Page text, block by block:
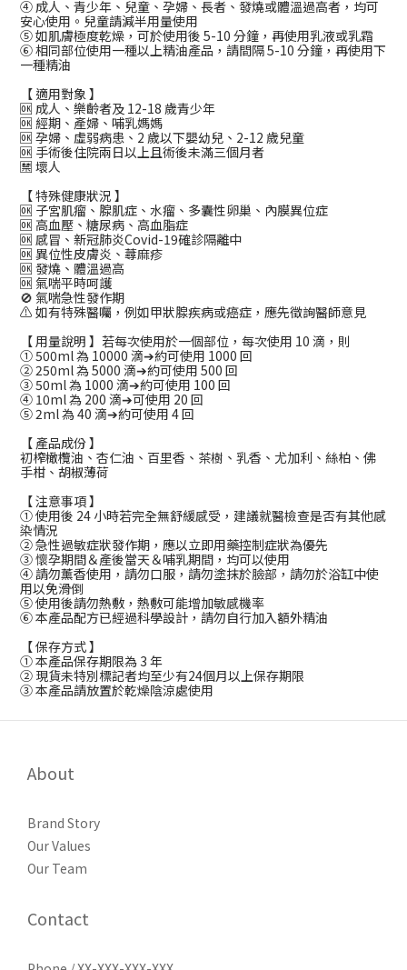
④ 成人、青少年、兒童、孕婦、長者、發燒或體溫過高者，均可
安心使用。兒童請減半用量使用
⑤ 如肌膚極度乾燥，可於使用後 5-10 分鐘，再使用乳液或乳霜
⑥ 相同部位使用一種以上精油產品，請間隔 5-10 分鐘，再使用下
一種精油
【 適用對象 】
🆗 成人、樂齡者及 12-18 歲青少年
🆗 經期、產婦、哺乳媽媽
🆗 孕婦、虛弱病患、2 歲以下嬰幼兒、2-12 歲兒童
🆗 手術後住院兩日以上且術後未滿三個月者
🈲 壞人
【 特殊健康狀況 】
🆗 子宮肌瘤、腺肌症、水瘤、多囊性卵巢、內膜異位症
🆗 高血壓、糖尿病、高血脂症
🆗 感冒、新冠肺炎Covid-19確診隔離中
🆗 異位性皮膚炎、蕁麻疹
🆗 發燒、體溫過高
🆗 氣喘平時呵護
🚫 氣喘急性發作期
⚠️ 如有特殊醫囑，例如甲狀腺疾病或癌症，應先徵詢醫師意見
【 用量說明 】若每次使用於一個部位，每次使用 10 滴，則
① 500ml 為 10000 滴➔約可使用 1000 回
② 250ml 為 5000 滴➔約可使用 500 回
③ 50ml 為 1000 滴➔約可使用 100 回
④ 10ml 為 200 滴➔可使用 20 回
⑤ 2ml 為 40 滴➔約可使用 4 回
【 產品成份 】
初榨橄欖油、杏仁油、百里香、茶樹、乳香、尤加利、絲柏、佛
手柑、胡椒薄荷
【 注意事項 】
① 使用後 24 小時若完全無舒緩感受，建議就醫檢查是否有其他感
染情況
② 急性過敏症狀發作期，應以立即用藥控制症狀為優先
③ 懷孕期間＆產後當天＆哺乳期間，均可以使用
④ 請勿薰香使用，請勿口服，請勿塗抹於臉部，請勿於浴缸中使
用以免滑倒
⑤ 使用後請勿熱敷，熱敷可能增加敏感機率
⑥ 本產品配方已經過科學設計，請勿自行加入額外精油
【 保存方式 】
① 本產品保存期限為 3 年
② 現貨未特別標記者均至少有24個月以上保存期限
③ 本產品請放置於乾燥陰涼處使用
About
Brand Story
Our Values
Our Team
Contact